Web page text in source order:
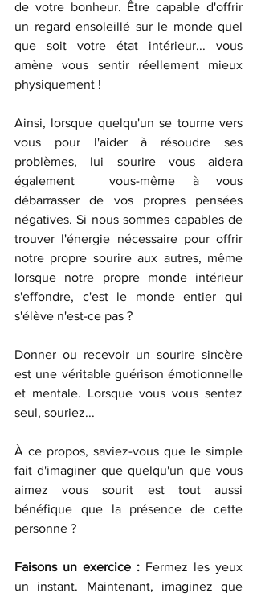
de votre bonheur. Être capable d'offrir
un regard ensoleillé sur le monde quel
que soit votre état intérieur... vous
amène vous sentir réellement mieux
physiquement !
Ainsi, lorsque quelqu'un se tourne vers
vous pour l'aider à résoudre ses
problèmes, lui sourire vous aidera
également  vous-même à vous
débarrasser de vos propres pensées
négatives. Si nous sommes capables de
trouver l'énergie nécessaire pour offrir
notre propre sourire aux autres, même
lorsque notre propre monde intérieur
s'effondre, c'est le monde entier qui
s'élève n'est-ce pas ?
Donner ou recevoir un sourire sincère
est une véritable guérison émotionnelle
et mentale. Lorsque vous vous sentez
seul, souriez...
À ce propos, saviez-vous que le simple
fait d'imaginer que quelqu'un que vous
aimez vous sourit est tout aussi
bénéfique que la présence de cette
personne ?
Faisons un exercice : Fermez les yeux
un instant. Maintenant, imaginez que